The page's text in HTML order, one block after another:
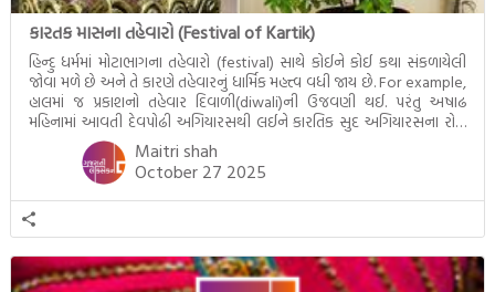
કારતક માસના તહેવારો (Festival of Kartik)
હિન્દુ ધર્મમાં મોટાભાગના તહેવારો (festival) સાથે કોઈને કોઈ કથા સંકળાયેલી
જોવા મળે છે અને તે કારણે તહેવારનું ધાર્મિક મહત્ત્વ વધી જાય છે. For example,
હાલમાં જ પ્રકાશનો તહેવાર દિવાળી(diwali)ની ઉજવણી થઈ. પરંતુ અષાઢ
મહિનામાં આવતી દેવપોઢી અગિયારસથી લઈને કારતિક સુદ અગિયારસના રોજ
આવતી દેવ ઊઠી અગિયારસ વચ્ચે મોટેભાગે યજ્ઞોપવીત સંસ્કાર, લગ્ન,
દીક્ષાગ્રહણ, યજ્ઞ, ગૃહપ્રવેશ જેવા.. Read More
Maitri shah
October 27 2025